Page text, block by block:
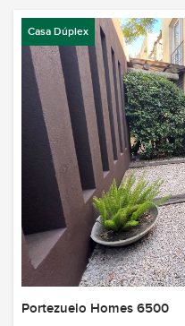
Casa Dúplex
Portezuelo Homes 6500